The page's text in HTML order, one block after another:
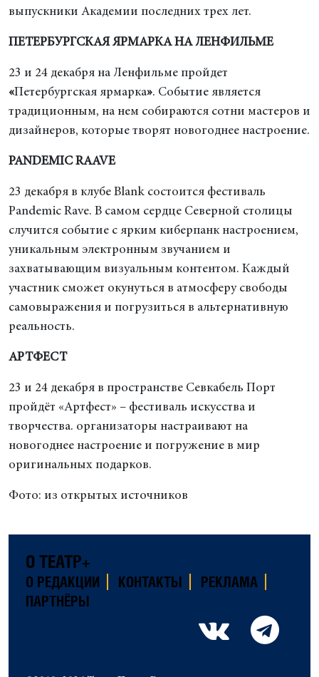
выпускники Академии последних трех лет.
ПЕТЕРБУРГСКАЯ ЯРМАРКА НА ЛЕНФИЛЬМЕ
23 и 24 декабря на Ленфильме пройдет
«Петербургская ярмарка». Событие является
традиционным, на нем собираются сотни мастеров и
дизайнеров, которые творят новогоднее настроение.
PANDEMIC RAAVE
23 декабря в клубе Blank состоится фестиваль
Pandemic Rave. В самом сердце Северной столицы
случится событие с ярким киберпанк настроением,
уникальным электронным звучанием и
захватывающим визуальным контентом. Каждый
участник сможет окунуться в атмосферу свободы
самовыражения и погрузиться в альтернативную
реальность.
АРТФЕСТ
23 и 24 декабря в пространстве Севкабель Порт
пройдёт «Артфест» – фестиваль искусства и
творчества. организаторы настраивают на
новогоднее настроение и погружение в мир
оригинальных подарков.
Фото: из открытых источников
О ТЕАТР+
О РЕДАКЦИИ КОНТАКТЫ
РЕКЛАМА
ПАРТНЁРЫ